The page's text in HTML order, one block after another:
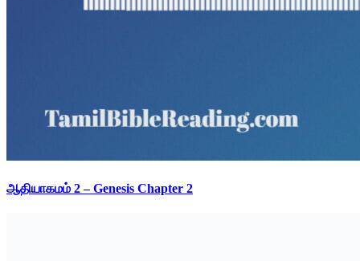
ஆதியாகமம் 2 – Genesis Chapter 2